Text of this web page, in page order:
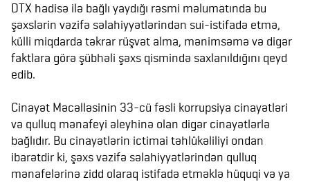
DTX hadisə ilə bağlı yaydığı rəsmi məlumatında bu
şəxslərin vəzifə səlahiyyətlərindən sui-istifadə etmə,
külli miqdarda təkrar rüşvət alma, mənimsəmə və digər
faktlara görə şübhəli şəxs qismində saxlanıldığını qeyd
edib.
Cinayət Məcəlləsinin 33-cü fəsli korrupsiya cinayətləri
və qulluq mənafeyi əleyhinə olan digər cinayətlərlə
bağlıdır. Bu cinayətlərin ictimai təhlükəliliyi ondan
ibarətdir ki, şəxs vəzifə səlahiyyətlərindən qulluq
mənafelərinə zidd olaraq istifadə etməklə hüquqi və ya